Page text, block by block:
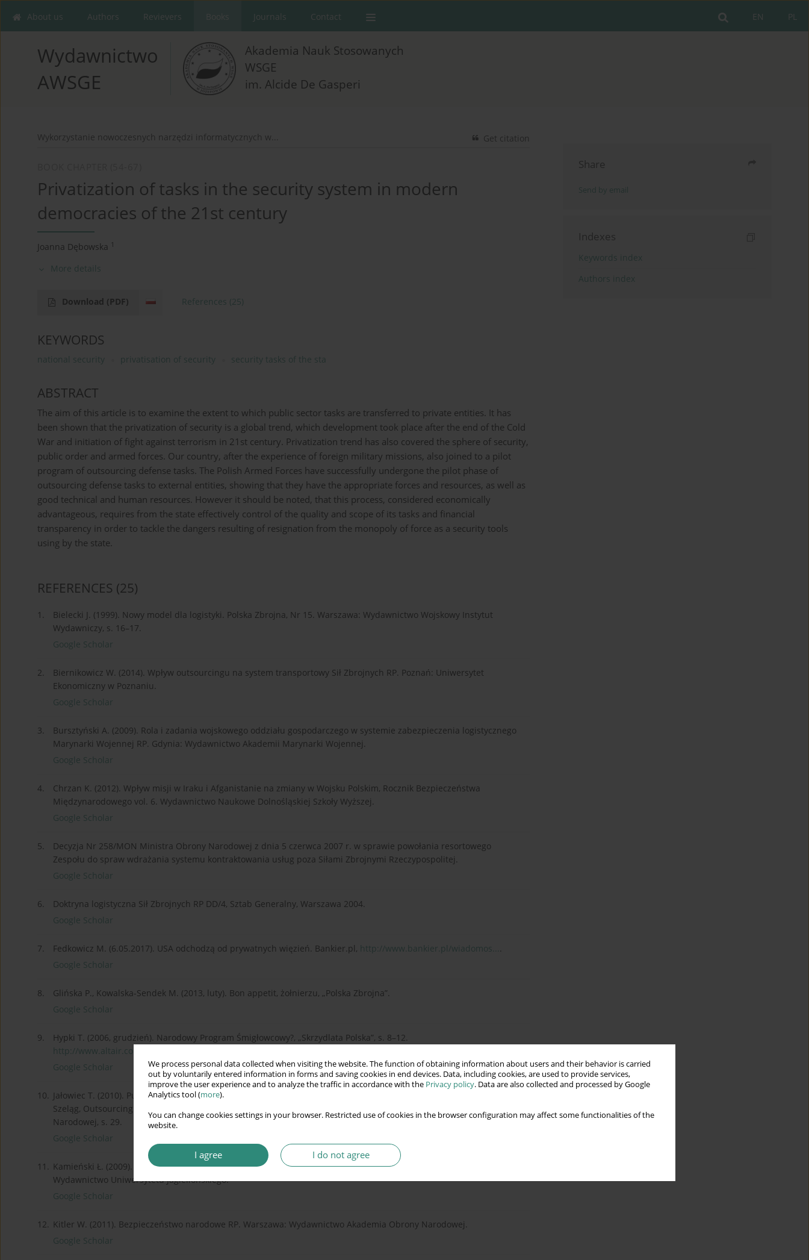
We process personal data collected when visiting the website. The function of obtaining information about users and their behavior is carried
out by voluntarily entered information in forms and saving cookies in end devices. Data, including cookies, are used to provide services,
improve the user experience and to analyze the traffic in accordance with the Privacy policy. Data are also collected and processed by Google
Analytics tool (more).
You can change cookies settings in your browser. Restricted use of cookies in the browser configuration may affect some functionalities of the
website.
I agree I do not agree
PL
EN
About us Authors Revievers Journals Contact
Wydawnictwo
AWSGE
Akademia Nauk Stosowanych
WSGE
im. Alcide De Gasperi
Wykorzystanie nowoczesnych narzędzi informatycznych w... Get citation
Privatization of tasks in the security system in modern
democracies of the 21st century
Joanna Dębowska 1
More details
Download (PDF) References (25)
KEYWORDS
national security privatisation of security security tasks of the sta
ABSTRACT
The aim of this article is to examine the extent to which public sector tasks are transferred to private entities. It has
been shown that the privatization of security is a global trend, which development took place after the end of the Cold
War and initiation of fight against terrorism in 21st century. Privatization trend has also covered the sphere of security,
public order and armed forces. Our country, after the experience of foreign military missions, also joined to a pilot
program of outsourcing defense tasks. The Polish Armed Forces have successfully undergone the pilot phase of
outsourcing defense tasks to external entities, showing that they have the appropriate forces and resources, as well as
good technical and human resources. However it should be noted, that this process, considered economically
advantageous, requires from the state effectively control of the quality and scope of its tasks and financial
transparency in order to tackle the dangers resulting of resignation from the monopoly of force as a security tools
using by the state.
REFERENCES (25)
1.
Bielecki J. (1999). Nowy model dla logistyki. Polska Zbrojna, Nr 15. Warszawa: Wydawnictwo Wojskowy Instytut
Wydawniczy, s. 16–17.
Google Scholar
2.
Biernikowicz W. (2014). Wpływ outsourcingu na system transportowy Sił Zbrojnych RP. Poznań: Uniwersytet
Ekonomiczny w Poznaniu.
Google Scholar
3.
Bursztyński A. (2009). Rola i zadania wojskowego oddziału gospodarczego w systemie zabezpieczenia logistycznego
Marynarki Wojennej RP. Gdynia: Wydawnictwo Akademii Marynarki Wojennej.
Google Scholar
4.
Chrzan K. (2012). Wpływ misji w Iraku i Afganistanie na zmiany w Wojsku Polskim, Rocznik Bezpieczeństwa
Międzynarodowego vol. 6. Wydawnictwo Naukowe Dolnośląskiej Szkoły Wyższej.
Google Scholar
5.
Decyzja Nr 258/MON Ministra Obrony Narodowej z dnia 5 czerwca 2007 r. w sprawie powołania resortowego
Zespołu do spraw wdrażania systemu kontraktowania usług poza Siłami Zbrojnymi Rzeczypospolitej.
Google Scholar
6.
Doktryna logistyczna Sił Zbrojnych RP DD/4, Sztab Generalny, Warszawa 2004.
Google Scholar
7. Fedkowicz M. (6.05.2017). USA odchodzą od prywatnych więzień. Bankier.pl, http://www.bankier.pl/wiadomos... .
Google Scholar
8.
Glińska P., Kowalska-Sendek M. (2013, luty). Bon appetit, żołnierzu, „Polska Zbrojna”.
Google Scholar
9.
Hypki T. (2006, grudzień). Narodowy Program Śmigłowcowy?, „Skrzydlata Polska”, s. 8–12.
http://www.altair.com.pl/magaz...
Google Scholar
10. Jałowiec T. (2010). Pułapki outsourcingu w Siłach Zbrojnych Rzeczypospolitej Polskiej, [w:] S. Smyk, T. Jałowiec, K.
Szeląg, Outsourcing usług w systemie logistycznym Sił Zbrojnych, Warszawa: Wydawnictwo Akademia Obrony
Narodowej, s. 29.
Google Scholar
11. Kamieński Ł. (2009). Geneza współczesnej prywatyzacji wojny, [w:] W. Bernacki, A. Walaszek (red.), Amerykomania.
Wydawnictwo Uniwersytetu Jagiellońskiego.
Google Scholar
12. Kitler W. (2011). Bezpieczeństwo narodowe RP. Warszawa: Wydawnictwo Akademia Obrony Narodowej.
Google Scholar
Share
Send by email
Indexes
Keywords index
Authors index